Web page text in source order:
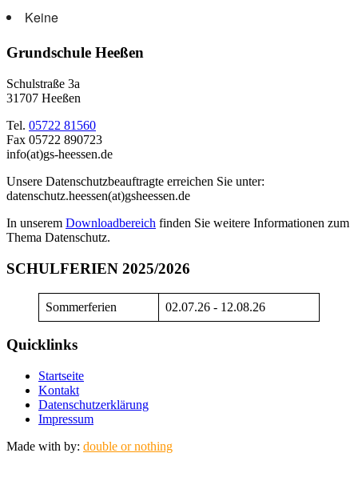
Keine
Grundschule Heeßen
Schulstraße 3a
31707 Heeßen
Tel. 05722 81560
Fax 05722 890723
info(at)gs-heessen.de
Unsere Datenschutzbeauftragte erreichen Sie unter:
datenschutz.heessen(at)gsheessen.de
In unserem Downloadbereich finden Sie weitere Informationen zum
Thema Datenschutz.
SCHULFERIEN 2025/2026
Sommerferien 02.07.26 - 12.08.26
Quicklinks
Startseite
Kontakt
Datenschutzerklärung
Impressum
Made with by: double or nothing